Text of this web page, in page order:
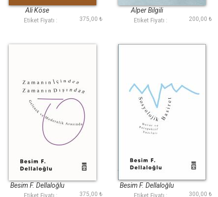
Ali Köse
Etiket Fiyatı : 375,00 ₺
Alper Bilgili
Etiket Fiyatı : 200,00 ₺
Zamanın İçinden
Besim F. Dellaloğlu
Etiket Fiyatı : 375,00 ₺
Sosyolojik Basiret
Besim F. Dellaloğlu
Etiket Fiyatı : 300,00 ₺